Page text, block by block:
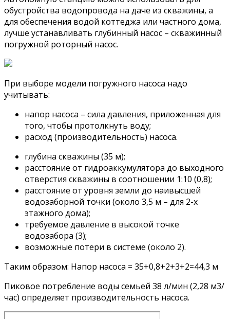
обустройства водопровода на даче из скважины, а
для обеспечения водой коттеджа или частного дома,
лучше устанавливать глубинный насос – скважинный
погружной роторный насос.
При выборе модели погружного насоса надо
учитывать:
напор насоса – сила давления, приложенная для
того, чтобы протолкнуть воду;
расход (производительность) насоса.
глубина скважины (35 м);
расстояние от гидроаккумулятора до выходного
отверстия скважины в соотношении 1:10 (0,8);
расстояние от уровня земли до наивысшей
водозаборной точки (около 3,5 м – для 2-х
этажного дома);
требуемое давление в высокой точке
водозабора (3);
возможные потери в системе (около 2).
Таким образом: Напор насоса = 35+0,8+2+3+2=44,3 м
Пиковое потребление воды семьей 38 л/мин (2,28 м3/
час) определяет производительность насоса.